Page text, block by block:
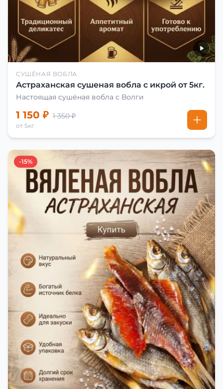
СУШЁНАЯ ВОБЛА
Астраханская сушеная вобла с икрой от 5кг.
Настоящая сушёная вобла с Волги
1 150 ₽ 1 350 ₽
от 5кг
-15%